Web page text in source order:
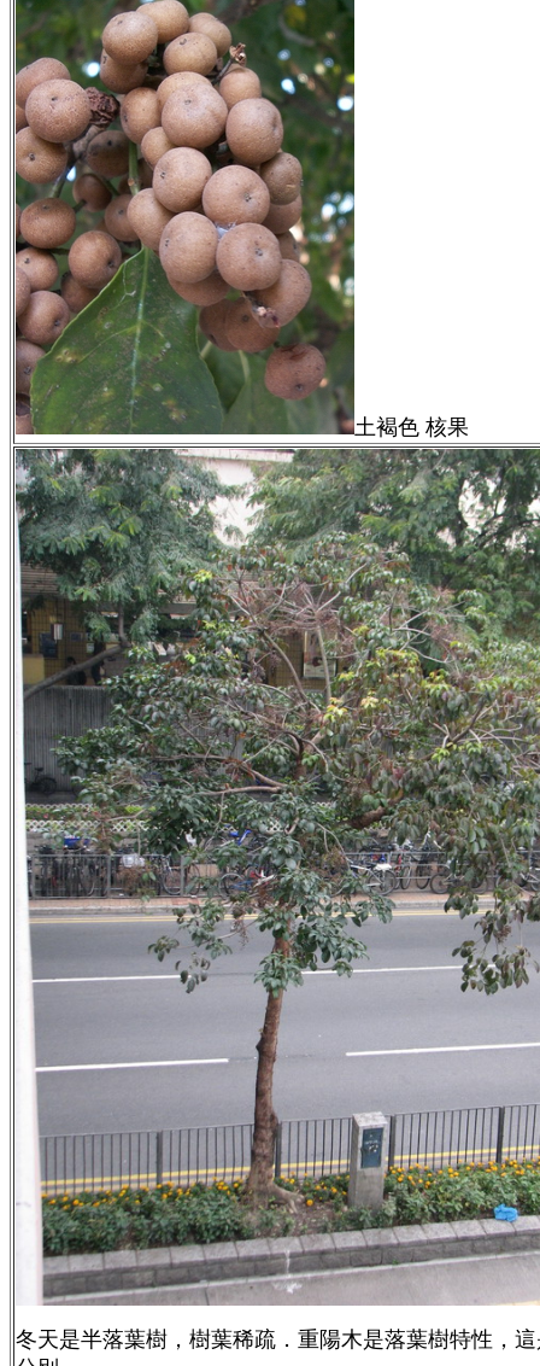
土褐色 核果
冬天是半落葉樹，樹葉稀疏．重陽木是落葉樹特性，